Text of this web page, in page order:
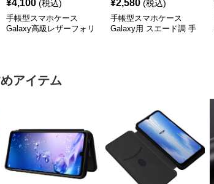
¥4,100 (税込)
手帳型スマホケース
Galaxy高級レザーフォリ
¥2,580 (税込)
手帳型スマホケース
Galaxy用 スエード調 手
アイテム